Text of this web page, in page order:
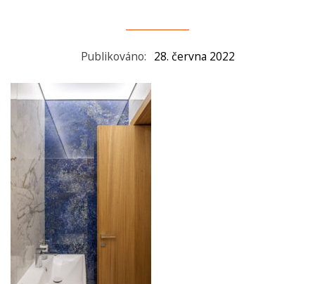
Publikováno: 28. června 2022